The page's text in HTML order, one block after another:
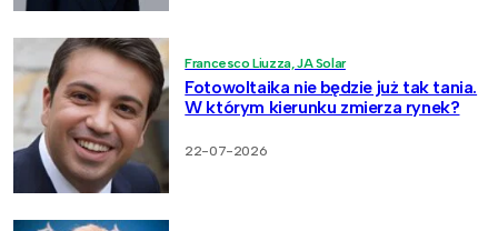
Francesco Liuzza, JA Solar
Fotowoltaika nie będzie już tak tania.
W którym kierunku zmierza rynek?
22-07-2026